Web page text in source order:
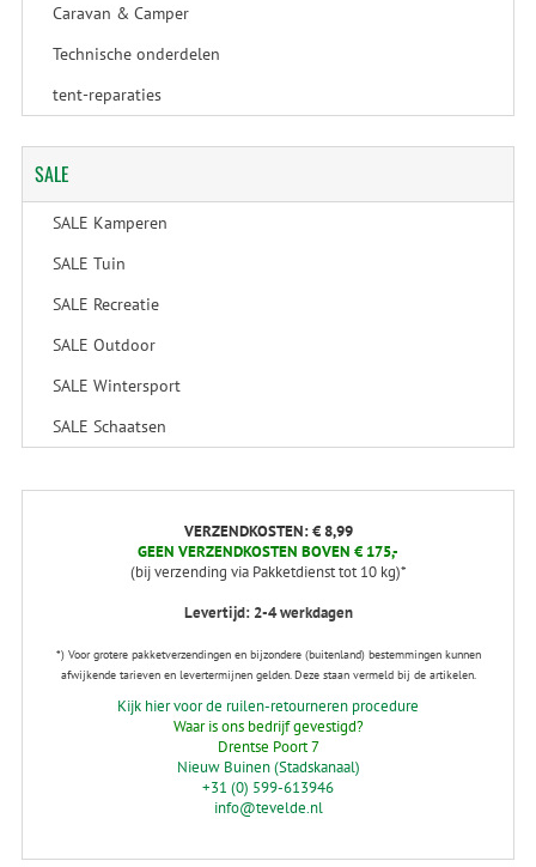
Caravan & Camper
Technische onderdelen
tent-reparaties
SALE
SALE Kamperen
SALE Tuin
SALE Recreatie
SALE Outdoor
SALE Wintersport
SALE Schaatsen
VERZENDKOSTEN: € 8,99
GEEN VERZENDKOSTEN BOVEN € 175,-
(bij verzending via Pakketdienst tot 10 kg)*
Levertijd: 2-4 werkdagen
*) Voor grotere pakketverzendingen en bijzondere (buitenland) bestemmingen kunnen
afwijkende tarieven en levertermijnen gelden. Deze staan vermeld bij de artikelen.
Kijk hier voor de ruilen-retourneren procedure
Waar is ons bedrijf gevestigd?
Drentse Poort 7
Nieuw Buinen (Stadskanaal)
+31 (0) 599-613946
info@tevelde.nl